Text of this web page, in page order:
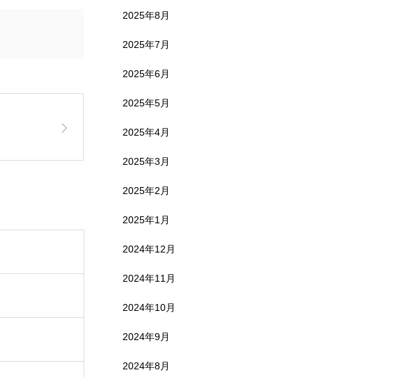
2025年8月
2025年7月
2025年6月
2025年5月
2025年4月
2025年3月
2025年2月
2025年1月
2024年12月
2024年11月
2024年10月
2024年9月
2024年8月